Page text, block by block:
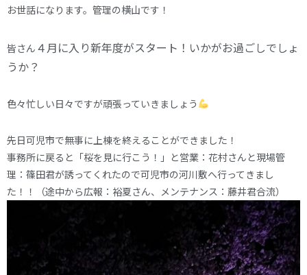
TEL.0574-60-1161
受付時間：9:00～17:00
お世話になります。管理の横山です！
皆さん ４月に入り新年度がスタート！ いかがお過ごしでしょ
うか？
色々忙しい日々ですが頑張っていきましょう
先日可児市で無事に上棟を終えることができました！
事務所に戻ると「桜を見に行こう！」と営業：花村さんと現場管
理：篠田君が誘ってくれたので可児市の河川敷へ行ってきまし
た！！（途中から広報：裕夏さん、メンテナンス：藤井君合流）